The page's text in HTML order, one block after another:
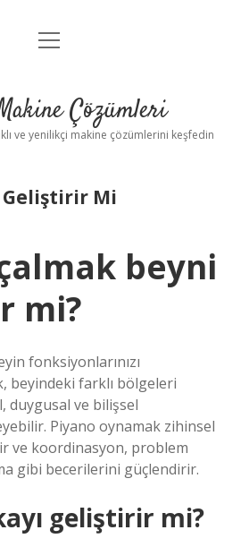
Anasayfa
Yasal Uyarı
menüyü
Çözümleri
ve yenilikçi makine çözümlerini keşfedin
Geliştirir Mi
beyni
mi?
fonksiyonlarınızı
beyindeki farklı bölgeleri
duygusal ve bilişsel
Piyano oynamak zihinsel
ve koordinasyon, problem
gibi becerilerini güçlendirir.
geliştirir mi?